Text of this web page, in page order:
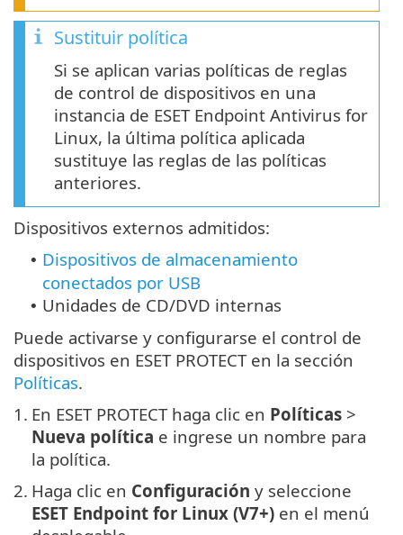
Sustituir política
Si se aplican varias políticas de reglas
de control de dispositivos en una
instancia de ESET Endpoint Antivirus for
Linux, la última política aplicada
sustituye las reglas de las políticas
anteriores.
Dispositivos externos admitidos:
• Dispositivos de almacenamiento
conectados por USB
• Unidades de CD/DVD internas
Puede activarse y configurarse el control de
dispositivos en ESET PROTECT en la sección
Políticas.
1. En ESET PROTECT haga clic en Políticas >
Nueva política e ingrese un nombre para
la política.
2. Haga clic en Configuración y seleccione
ESET Endpoint for Linux (V7+) en el menú